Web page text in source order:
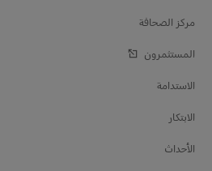
مركز الصحافة
المستثمرون
الاستدامة
الابتكار
الأحداث